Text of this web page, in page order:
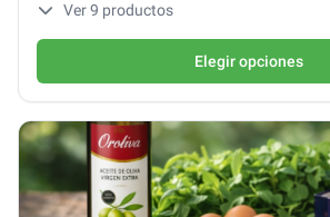
Ver9 productos
Elegir opciones